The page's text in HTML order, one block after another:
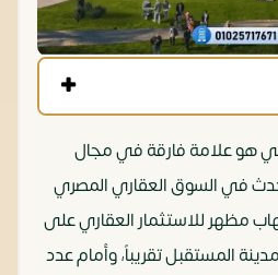
هو علامة فارقة في مجال
تحدث في السوق العقاري المصري
مظهر للاستثمار العقاري على
بطول مدينة المستقبل تقريباً، وأمام عدد